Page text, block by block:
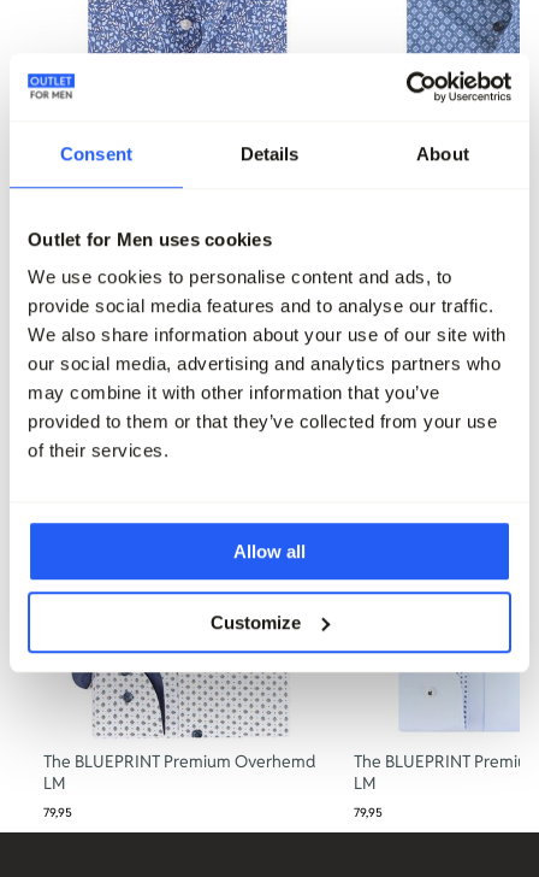
Consent Details About
Outlet for Men uses cookies
We use cookies to personalise content and ads, to
provide social media features and to analyse our traffic.
We also share information about your use of our site with
our social media, advertising and analytics partners who
may combine it with other information that you’ve
provided to them or that they’ve collected from your use
of their services.
Allow all
Customize
-70%
Overhemd LM
79,95
23,95
-70%
79,95 23,95
Maak je outfit compleet
The BLUEPRINT Premium Overhemd
LM
79,95
The BLUEPRINT
LM
79,95